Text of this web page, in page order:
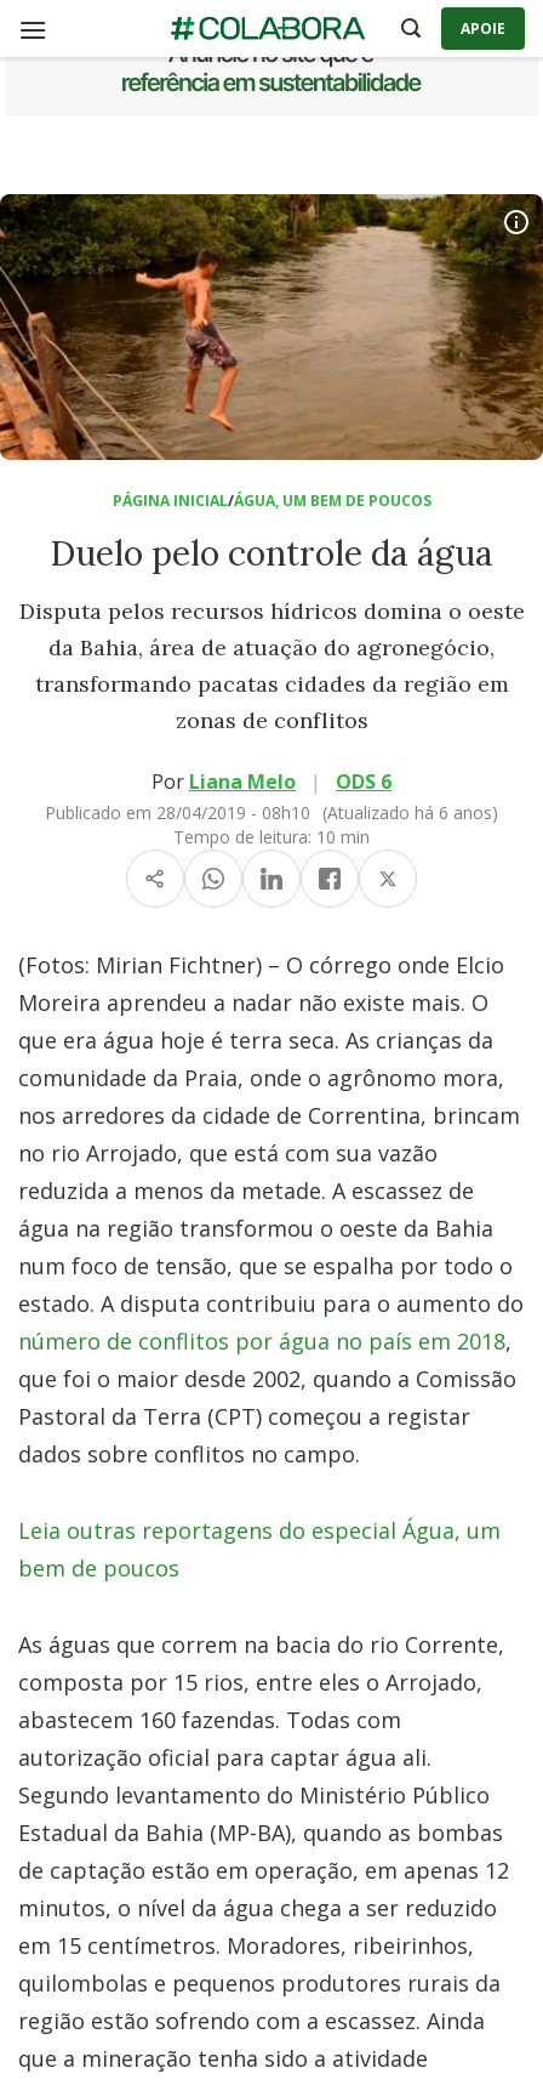
APOIE
PÁGINA INICIAL/ÁGUA, UM BEM DE POUCOS
Duelo pelo controle da água
Disputa pelos recursos hídricos domina o oeste
da Bahia, área de atuação do agronegócio,
transformando pacatas cidades da região em
zonas de conflitos
Por Liana Melo | ODS 6
Publicado em 28/04/2019 - 08h10
(Atualizado há 6 anos)
Tempo de leitura: 10 min
(Fotos: Mirian Fichtner) – O córrego onde Elcio
Moreira aprendeu a nadar não existe mais. O
que era água hoje é terra seca. As crianças da
comunidade da Praia, onde o agrônomo mora,
nos arredores da cidade de Correntina, brincam
no rio Arrojado, que está com sua vazão
reduzida a menos da metade. A escassez de
água na região transformou o oeste da Bahia
num foco de tensão, que se espalha por todo o
estado. A disputa contribuiu para o aumento do
número de conflitos por água no país em 2018,
que foi o maior desde 2002, quando a Comissão
Pastoral da Terra (CPT) começou a registar
dados sobre conflitos no campo.
Leia outras reportagens do especial Água, um
bem de poucos
As águas que correm na bacia do rio Corrente,
composta por 15 rios, entre eles o Arrojado,
abastecem 160 fazendas. Todas com
autorização oficial para captar água ali.
Segundo levantamento do Ministério Público
Estadual da Bahia (MP-BA), quando as bombas
de captação estão em operação, em apenas 12
minutos, o nível da água chega a ser reduzido
em 15 centímetros. Moradores, ribeirinhos,
quilombolas e pequenos produtores rurais da
região estão sofrendo com a escassez. Ainda
que a mineração tenha sido a atividade